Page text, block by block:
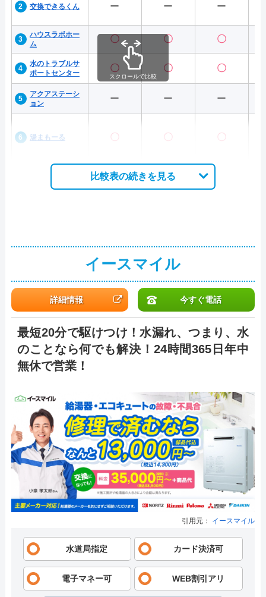
交換できるくん ー ー ー
ハウスラボホー
ム
〇 〇 〇
水のトラブルサ
ポートセンター
〇 〇 〇
アクアステーシ
ョン
ー ー ー
湯まもーる 〇 〇 〇
スクロールで比較
比較表の続きを見る
イースマイル
詳細情報 今すぐ電話
最短20分で駆けつけ！水漏れ、つまり、水
のことなら何でも解決！24時間365日年中
無休で営業！
引用元： イースマイル
水道局指定 カード決済可
電子マネー可 WEB割引アリ